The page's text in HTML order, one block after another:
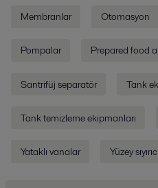
Membranlar Otomasyon
Pompalar Prepared food
Santrifüj separatör Tank
Tank temizleme ekipmanları
Yataklı vanalar Yüzey